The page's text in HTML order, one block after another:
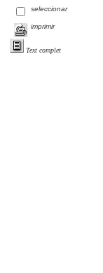
seleccionar
imprimir
Text complet